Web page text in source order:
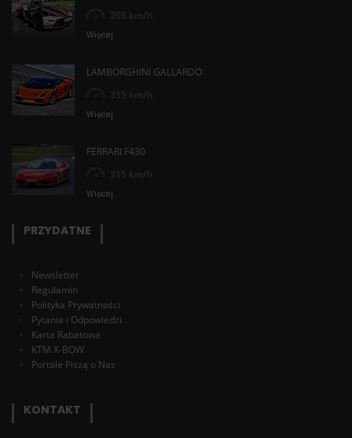
295 km/h
Więcej
LAMBORGHINI GALLARDO
315 km/h
Więcej
FERRARI F430
315 km/h
Więcej
PRZYDATNE
Newsletter
Regulamin
Polityka Prywatności
Pytania i Odpowiedzi
Karta Rabatowa
KTM X-BOW
Portale Piszą o Nas
KONTAKT